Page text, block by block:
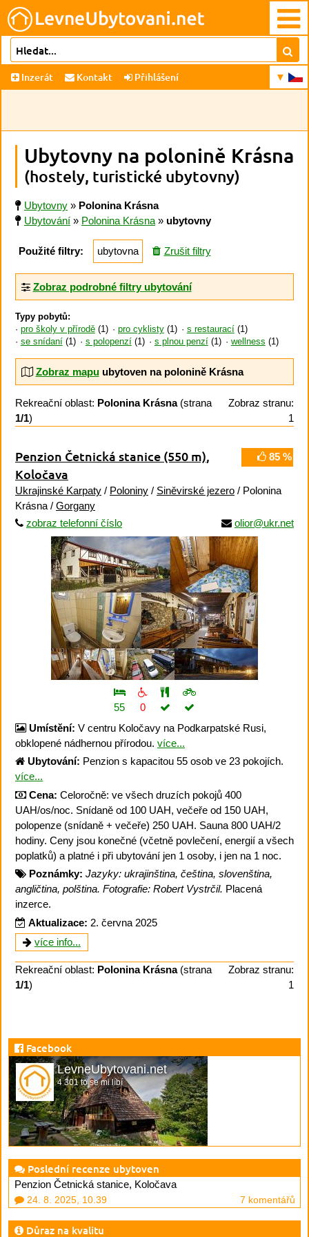
Inzerát Kontakt Přihlášení
Ubytovny na polonině Krásna
(hostely, turistické ubytovny)
Ubytovny » Polonina Krásna
Ubytování » Polonina Krásna » ubytovny
Použité filtry: ubytovna Zrušit filtry
Zobraz podrobné filtry ubytování
Typy pobytů:
pro školy v přírodě(1) pro cyklisty(1) s restaurací (1)
se snídaní (1) s polopenzí (1) s plnou penzí (1) wellness (1)
Zobraz mapuubytoven na polonině Krásna
Rekreační oblast: Polonina Krásna(strana
1/1)
Zobraz stranu:
1
85 %
Penzion Četnická stanice (550 m),
Koločava
Ukrajinské Karpaty / Poloniny / Siněvirské jezero / Polonina
Krásna / Gorgany
zobraz telefonní číslo
olior@ukr.net
55
0
Umístění: V centru Koločavy na Podkarpatské Rusi,
obklopené nádhernou přírodou. více...
Ubytování: Penzion s kapacitou 55 osob ve 23 pokojích.
více...
Cena: Celoročně: ve všech druzích pokojů 400
UAH/os/noc. Snídaně od 100 UAH, večeře od 150 UAH,
polopenze (snídaně + večeře) 250 UAH. Sauna 800 UAH/2
hodiny. Ceny jsou konečné (včetně povlečení, energií a všech
poplatků) a platné i při ubytování jen 1 osoby, i jen na 1 noc.
Poznámky: Jazyky: ukrajinština, čeština, slovenština,
angličtina, polština. Fotografie: Robert Vystrčil. Placená
inzerce.
Aktualizace: 2. června 2025
více info...
Rekreační oblast: Polonina Krásna(strana
1/1)
Zobraz stranu:
1
Facebook
LevneUbytovani.net
4 301 to se mi líbí
Poslední recenze ubytoven
Penzion Četnická stanice, Koločava
24. 8. 2025, 10.39 7 komentářů
Důraz na kvalitu